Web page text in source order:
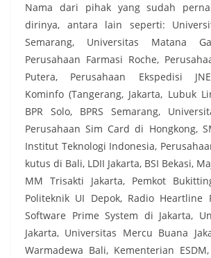
Nama dari pihak yang sudah
dirinya, antara lain seperti:
Semarang, Universitas Matana
Perusahaan Farmasi Roche,
Putera, Perusahaan Ekspedisi
Kominfo (Tangerang, Jakarta, Lubuk
BPR Solo, BPRS Semarang,
Perusahaan Sim Card di Hongkong,
Institut Teknologi Indonesia,
kutus di Bali, LDII Jakarta, BSI Bekasi,
MM Trisakti Jakarta, Pemkot
Politeknik UI Depok, Radio Heartline
Software Prime System di Jakarta,
Jakarta, Universitas Mercu Buana
Warmadewa Bali, Kementerian